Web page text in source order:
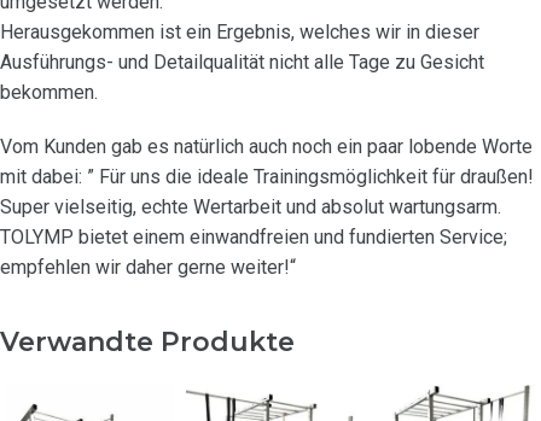
Herausgekommen ist ein Ergebnis, welches wir in dieser
Ausführungs- und Detailqualität nicht alle Tage zu Gesicht
bekommen.
Vom Kunden gab es natürlich auch noch ein paar lobende Worte
mit dabei: ” Für uns die ideale Trainingsmöglichkeit für draußen!
Super vielseitig, echte Wertarbeit und absolut wartungsarm.
TOLYMP bietet einem einwandfreien und fundierten Service;
empfehlen wir daher gerne weiter!“
Verwandte Produkte